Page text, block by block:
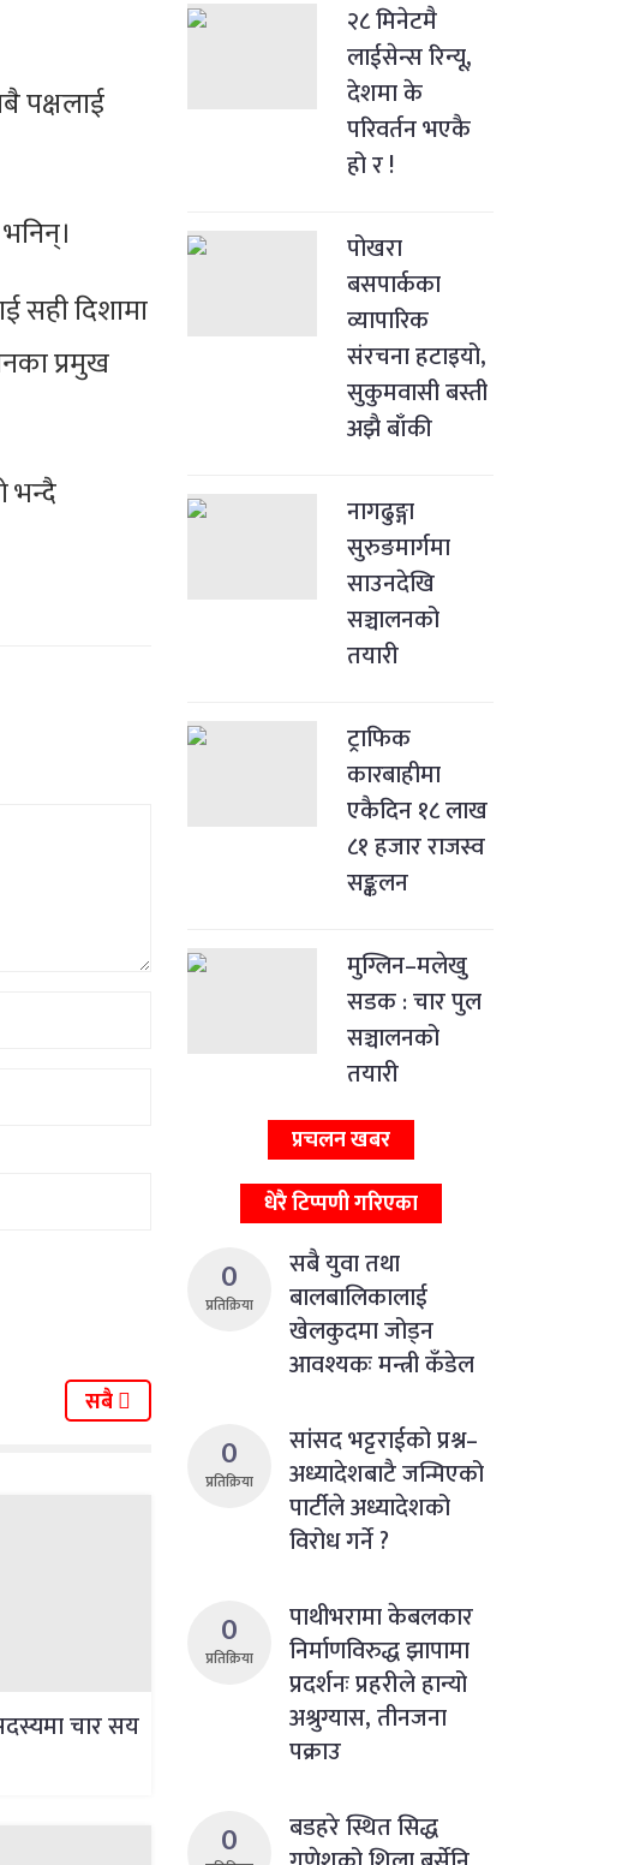
पक्षलाई
सही दिशामा
प्रमुख
भन्दै
सबै
चार सय
२८ मिनेटमै
लाईसेन्स रिन्यू,
देशमा के
परिवर्तन भएकै
हो र !
पोखरा
बसपार्कका
व्यापारिक
संरचना हटाइयो,
सुकुमवासी बस्ती
अझै बाँकी
नागढुङ्गा
सुरुङमार्गमा
साउनदेखि
सञ्चालनको
तयारी
ट्राफिक
कारबाहीमा
एकैदिन १८ लाख
८१ हजार राजस्व
सङ्कलन
मुग्लिन–मलेखु
सडक : चार पुल
सञ्चालनको
तयारी
प्रचलन खबर
धेरै टिप्पणी गरिएका
0
प्रतिक्रिया
सबै युवा तथा
बालबालिकालाई
खेलकुदमा जोड्न
आवश्यकः मन्त्री कँडेल
0
प्रतिक्रिया
सांसद भट्टराईको प्रश्न–
अध्यादेशबाटै जन्मिएको
पार्टीले अध्यादेशको
विरोध गर्ने ?
0
प्रतिक्रिया
पाथीभरामा केबलकार
निर्माणविरुद्ध झापामा
प्रदर्शनः प्रहरीले हान्यो
अश्रुग्यास, तीनजना
पक्राउ
0
बडहरे स्थित सिद्ध